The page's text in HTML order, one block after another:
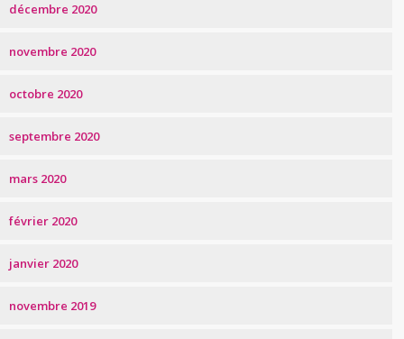
décembre 2020
novembre 2020
octobre 2020
septembre 2020
mars 2020
février 2020
janvier 2020
novembre 2019